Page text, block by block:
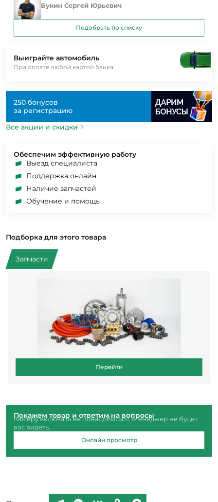
Выиграйте автомобиль
При оплате любой картой банка
250 бонусов
за регистрацию
Все акции и скидки
Обеспечим эффективную работу
Выезд специалиста
Поддержка онлайн
Наличие запчастей
Обучение и помощь
Подборка для этого товара
Запчасти
Перейти
Покажем товар и ответим на вопросы
Камеру включать не понадобиться. Менеджер не будет
вас видеть.
Онлайн просмотр
Букин Сергей Юрьевич
Подобрать по списку